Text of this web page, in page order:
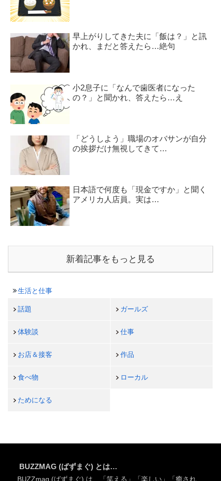
早上がりしてきた夫に「飯は？」と訊
かれ、まだと答えたら…絶句
小2息子に「なんで歯医者になった
の？」と聞かれ、答えたら…え
「どうしよう」職場のオバサンが自分
の挨拶だけ無視してきて…
日本語で何度も「現金ですか」と聞く
アメリカ人店員。実は…
新着記事をもっと見る
生活と仕事
話題 ガールズ
体験談 仕事
お店＆接客 作品
食べ物 ローカル
ためになる
BUZZMAG (ばずまぐ) とは…
BUZZmag (ばずまぐ) は、「笑える」「楽しい」「癒され